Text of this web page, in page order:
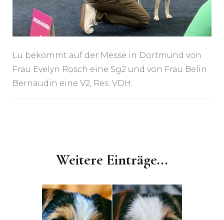
Lu bekommt auf der Messe in Dortmund von
Frau Evelyn Rosch eine Sg2 und von Frau Belin
Bernaudin eine V2, Res. VDH.
Weitere Einträge...